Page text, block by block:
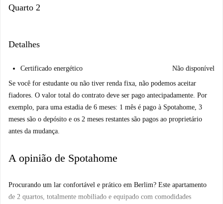
Quarto 2
Detalhes
Certificado energético
Não disponível
Se você for estudante ou não tiver renda fixa, não podemos aceitar
fiadores. O valor total do contrato deve ser pago antecipadamente. Por
exemplo, para uma estadia de 6 meses: 1 mês é pago à Spotahome, 3
meses são o depósito e os 2 meses restantes são pagos ao proprietário
antes da mudança.
A opinião de Spotahome
Procurando um lar confortável e prático em Berlim? Este apartamento
de 2 quartos, totalmente mobiliado e equipado com comodidades